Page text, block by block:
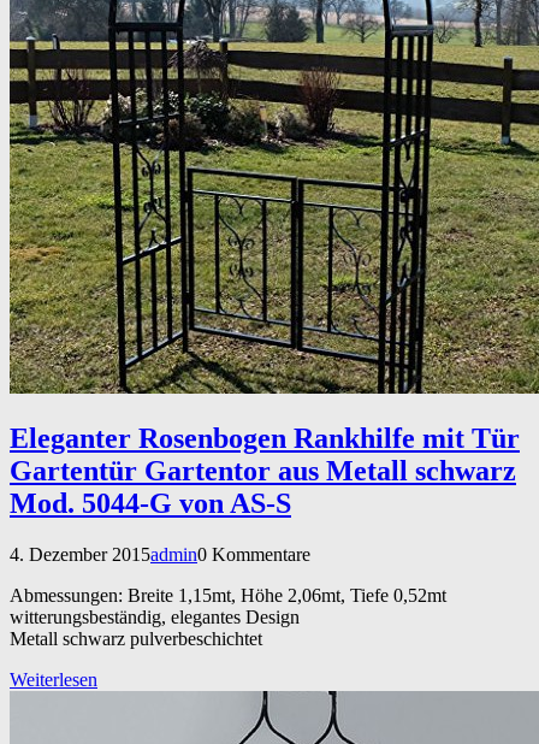
Eleganter Rosenbogen Rankhilfe mit Tür
Gartentür Gartentor aus Metall schwarz
Mod. 5044-G von AS-S
4. Dezember 2015admin0 Kommentare
Abmessungen: Breite 1,15mt, Höhe 2,06mt, Tiefe 0,52mt
witterungsbeständig, elegantes Design
Metall schwarz pulverbeschichtet
Weiterlesen